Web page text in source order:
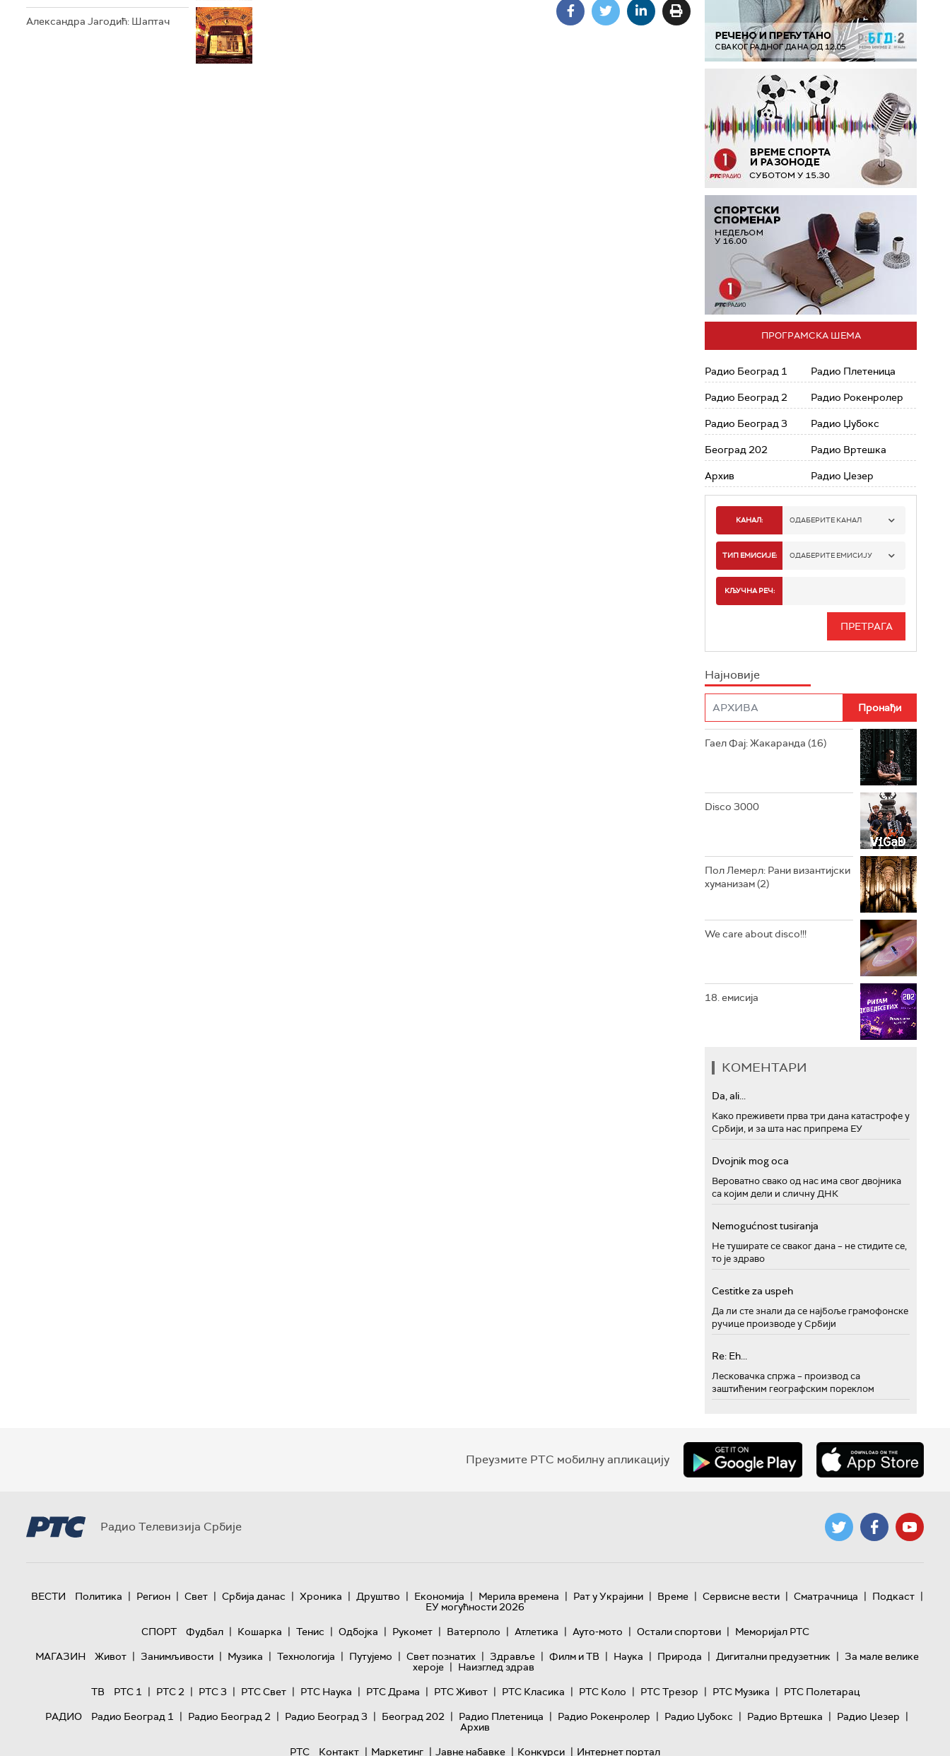
Александра Јагодић: Шаптач
ПРОГРАМСКА ШЕМА
Радио Београд 1
Радио Београд 2
Радио Београд 3
Београд 202
Архив
Радио Плетеница
Радио Рокенролер
Радио Џубокс
Радио Вртешка
Радио Џезер
КАНАЛ: ОДАБЕРИТЕ КАНАЛ
РАДИО БЕОГРАД 1
РАДИО БЕОГРАД 3
РАДИО РОКЕНРОЛЕР
РАДИО ЏУБОКС
РАДИО ВРТЕШКА
РАДИО ЏЕЗЕР
ТИП ЕМИСИЈЕ: ОДАБЕРИТЕ ЕМИСИЈУ
ИНФО
КЉУЧНА РЕЧ:
Најновије
Гаел Фај: Жакаранда (16)
Disco 3000
Пол Лемерл: Рани византијски
хуманизам (2)
We care about disco!!!
18. емисија
КОМЕНТАРИ
Da, ali...
Како преживети прва три дана катастрофе у
Србији, и за шта нас припрема ЕУ
Dvojnik mog oca
Вероватно свако од нас има свог двојника
са којим дели и сличну ДНК
Nemogućnost tusiranja
Не туширате се сваког дана – не стидите се,
то је здраво
Cestitke za uspeh
Да ли сте знали да се најбоље грамофонске
ручице производе у Србији
Re: Eh...
Лесковачка спржа – производ са
заштићеним географским пореклом
Преузмите РТС мобилну апликацију
Радио Телевизија Србије
ВЕСТИ Политика | Регион | Свет | Србија данас | Хроника | Друштво | Економија | Мерила времена | Рат у Украјини | Време | Сервисне вести | Сматрачница | Подкаст |
ЕУ могућности 2026
СПОРТ
Фудбал | Кошарка | Тенис | Одбојка | Рукомет | Ватерполо | Атлетика | Ауто-мото | Остали спортови | Меморијал РТС
МАГАЗИН
Живот | Занимљивости | Музика | Технологијa | Путујемо | Свет познатих | Здравље | Филм и ТВ | Наука | Природа | Дигитални предузетник | За мале велике
хероје | Наизглед здрав
ТВ
РТС 1 | РТС 2 | РТС 3 | РТС Свет | РТС Наука | РТС Драма | РТС Живот | РТС Класика | РТС Коло | РТС Трезор | РТС Музика | РТС Полетарац
РАДИО
Радио Београд 1 | Радио Београд 2 | Радио Београд 3 | Београд 202 | Радио Плетеница | Радио Рокенролер | Радио Џубокс | Радио Вртешка | Радио Џезер |
Архив
РТС
Контакт | Маркетинг | Јавне набавке | Конкурси | Интернет портал